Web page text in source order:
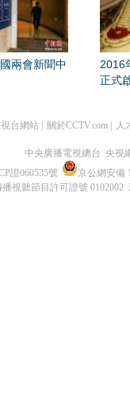
兩會新聞中
2016
正式
台網站 關於CCTV.com 人
中央廣播電視總台 央視
證060535號
京公網安備
視聽節目許可證號 0102002